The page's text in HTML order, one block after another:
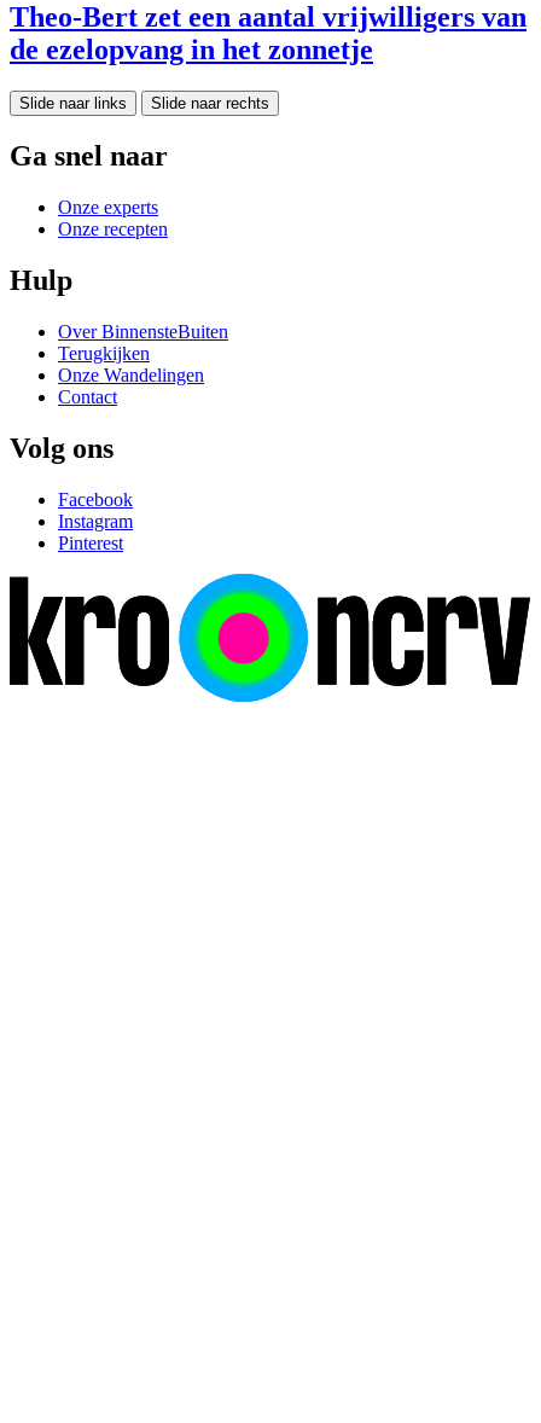
Theo-Bert zet een aantal vrijwilligers van
de ezelopvang in het zonnetje
Slide naar links Slide naar rechts
Ga snel naar
Onze experts
Onze recepten
Hulp
Over BinnensteBuiten
Terugkijken
Onze Wandelingen
Contact
Volg ons
Facebook
Instagram
Pinterest